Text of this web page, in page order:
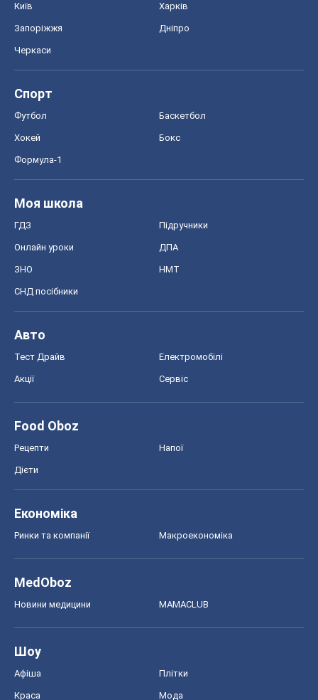
Київ Харків
Запоріжжя Дніпро
Черкаси
Спорт
Футбол Баскетбол
Хокей Бокс
Формула-1
Моя школа
ГДЗ Підручники
Онлайн уроки ДПА
ЗНО НМТ
СНД посібники
Авто
Тест Драйв Електромобілі
Акції Сервіс
Food Oboz
Рецепти Напої
Дієти
Економіка
Ринки та компанії Макроекономіка
MedOboz
Новини медицини MAMACLUB
Шоу
Афіша Плітки
Краса Мода